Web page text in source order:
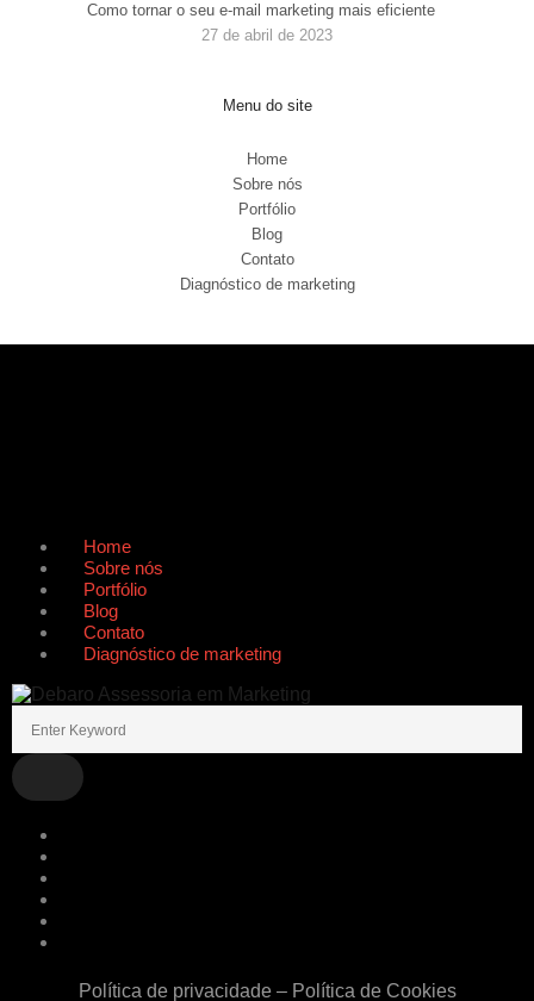
Como tornar o seu e-mail marketing mais eficiente
27 de abril de 2023
Menu do site
Home
Sobre nós
Portfólio
Blog
Contato
Diagnóstico de marketing
Home
Sobre nós
Portfólio
Blog
Contato
Diagnóstico de marketing
Política de privacidade– Política de Cookies